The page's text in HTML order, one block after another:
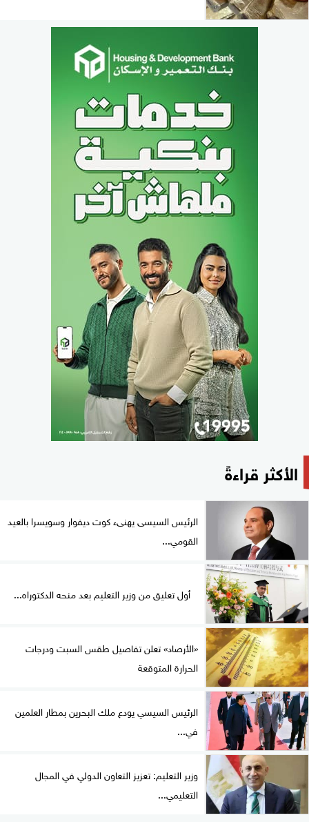
الأكثر قراءةً
الرئيس السيسى يهنىء كوت ديفوار وسويسرا بالعيد
القومي...
أول تعليق من وزير التعليم بعد منحه الدكتوراه...
«الأرصاد» تعلن تفاصيل طقس السبت ودرجات
الحرارة المتوقعة
الرئيس السيسي يودع ملك البحرين بمطار العلمين
في...
وزير التعليم: تعزيز التعاون الدولي في المجال
التعليمي...